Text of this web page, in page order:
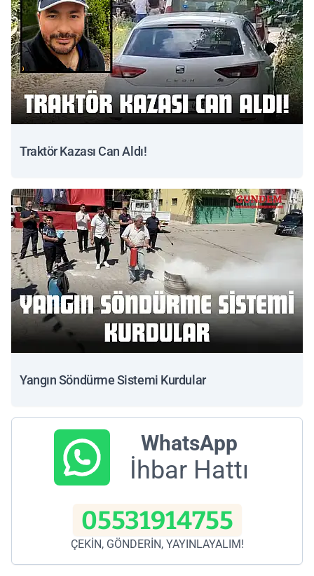
Traktör Kazası Can Aldı!
Yangın Söndürme Sistemi Kurdular
WhatsApp
İhbar Hattı
05531914755
ÇEKİN, GÖNDERİN, YAYINLAYALIM!